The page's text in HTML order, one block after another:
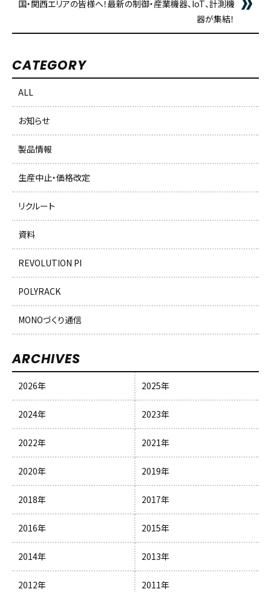
国・関西エリアの皆様へ！最新の制御・産業機器、IoT、計測機
器が集結！
CATEGORY
ALL
お知らせ
製品情報
生産中止・価格改定
リクルート
資料
REVOLUTION PI
POLYRACK
MONOづくり通信
ARCHIVES
2026年 2025年
2024年 2023年
2022年 2021年
2020年 2019年
2018年 2017年
2016年 2015年
2014年 2013年
2012年 2011年